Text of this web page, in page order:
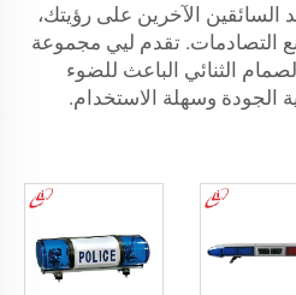
السائقين الآخرين على رؤيتك،
التصادمات. تقدم ليي مجموعة
الثنائي الباعث للضوء